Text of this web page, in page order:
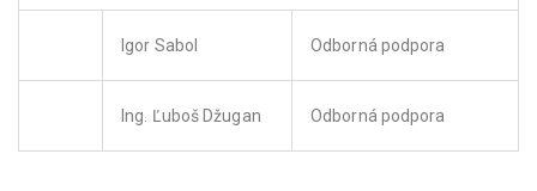
Igor Sabol Odborná podpora
Ing. Ľuboš Džugan Odborná podpora